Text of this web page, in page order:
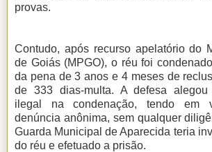
provas.
Contudo, após recurso apelatório do
de Goiás (MPGO), o réu foi
da pena de 3 anos e 4 meses de
de 333 dias-multa. A defesa alegou
ilegal na condenação, tendo em
denúncia anônima, sem qualquer
Guarda Municipal de Aparecida teria
do réu e efetuado a prisão.